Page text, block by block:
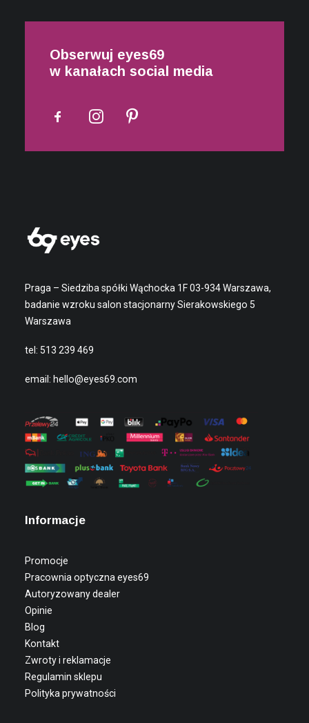
Obserwuj eyes69
w kanałach social media
Praga – Siedziba spółki Wąchocka 1F 03-934 Warszawa,
badanie wzroku salon stacjonarny Sierakowskiego 5
Warszawa
tel: 513 239 469
email: hello@eyes69.com
Informacje
Promocje
Pracownia optyczna eyes69
Autoryzowany dealer
Opinie
Blog
Kontakt
Zwroty i reklamacje
Regulamin sklepu
Polityka prywatności